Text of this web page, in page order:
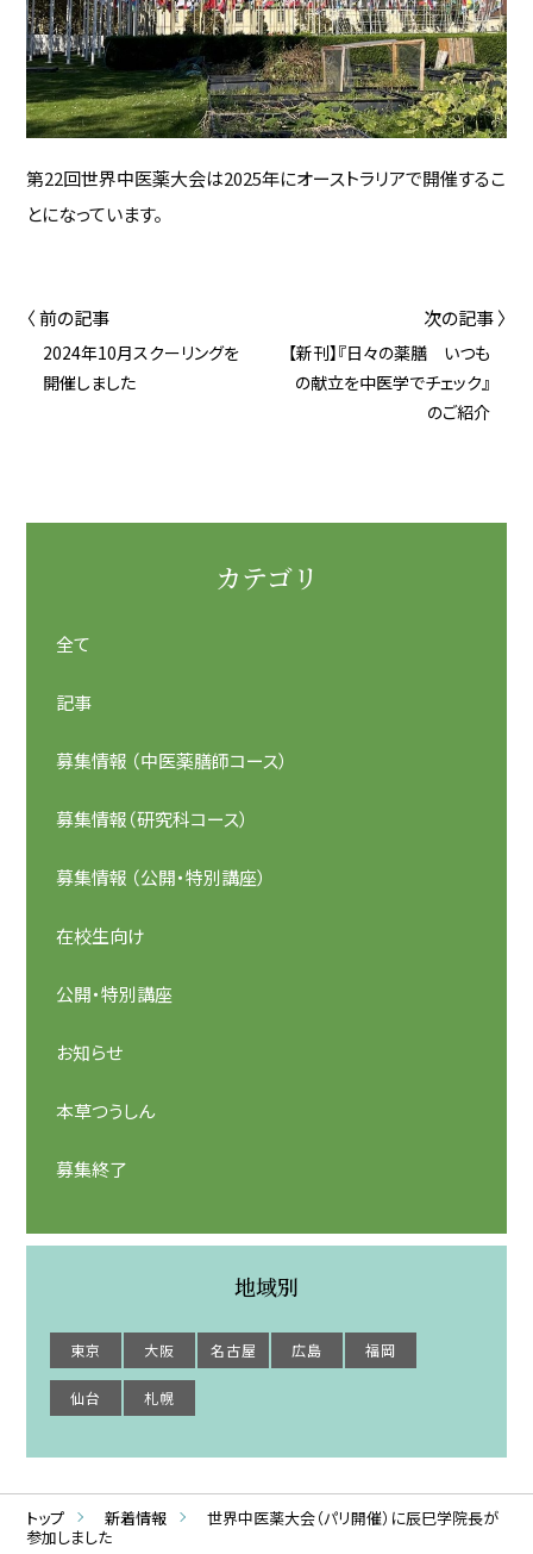
第22回世界中医薬大会は2025年にオーストラリアで開催するこ
とになっています。
〈 前の記事
2024年10月スクーリングを
開催しました
次の記事 〉
【新刊】『日々の薬膳 いつも
の献立を中医学でチェック』
のご紹介
カテゴリ
全て
記事
募集情報 （中医薬膳師コース）
募集情報（研究科コース）
募集情報 （公開・特別講座）
在校生向け
公開・特別講座
お知らせ
本草つうしん
募集終了
地域別
東京 大阪 名古屋 広島 福岡
仙台 札幌
トップ 新着情報
世界中医薬大会（パリ開催）に辰巳学院長が
参加しました